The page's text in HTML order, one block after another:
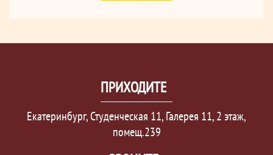
ПРИХОДИТЕ
Екатеринбург, Студенческая 11, Галерея 11, 2 этаж,
помещ.239